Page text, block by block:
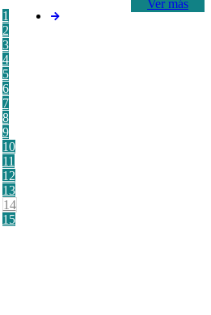
Ver más
1
2
3
4
5
6
7
8
9
10
11
12
13
14
15